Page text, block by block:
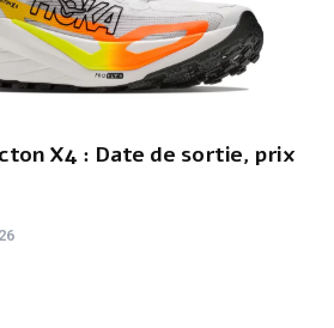
X4 : Date de sortie, prix